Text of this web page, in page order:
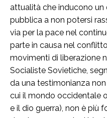
attualità che inducono
pubblica a non potersi
via per la pace nel
parte in causa nel
movimenti di liberazione
Socialiste Sovietiche,
da una testimonianza
cui il mondo occidentale
e il dio guerra), non è più